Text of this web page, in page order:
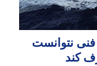
فنی نتوانست
کند